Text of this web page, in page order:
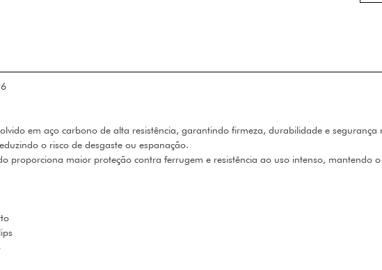
em aço carbono de alta resistência, garantindo firmeza, durabilidade e
o risco de desgaste ou espanação.
proporciona maior proteção contra ferrugem e resistência ao uso intenso, mantendo